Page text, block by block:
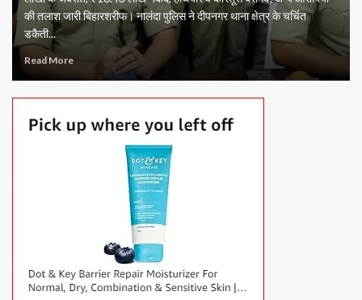
की तलाश जारी बिहारशरीफ। नालंदा पुलिस ने दीपनगर थाना क्षेत्र के चर्चित
डकैती...
Read More